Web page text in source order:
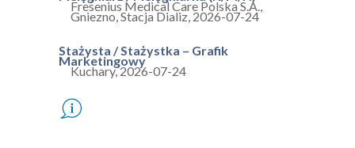
Fresenius Medical Care Polska S.A.
Gniezno, Stacja Dializ, 2026-07-24
Stażysta / Stażystka – Grafik
Marketingowy
Kuchary,2026-07-24